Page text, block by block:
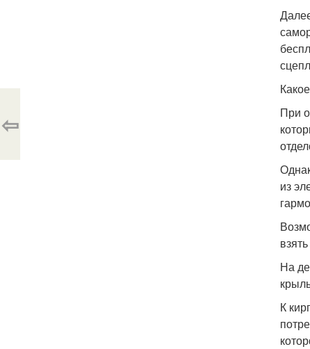
При
из
На
К
⇦